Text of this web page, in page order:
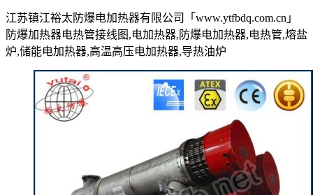
江苏镇江裕太防爆电加热器有限公司「www.ytfbdq.com.cn」
防爆加热器电热管接线图,电加热器,防爆电加热器,电热管,熔盐
炉,储能电加热器,高温高压电加热器,导热油炉